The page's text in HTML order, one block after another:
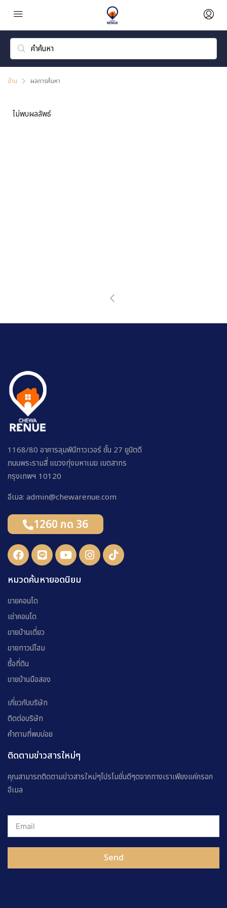
บ้าน ผลการค้นหา
ไม่พบผลลัพธ์
1168/80 อาคารลุมพินีทาวเวอร์ ชั้น 27 ยูนิตดี
ถนนพระรามสี่ แขวงทุ่งมหาเมฆ เขตสาทร
กรุงเทพฯ 10120
อีเมล: admin@chewarenue.com
1260 กด 36
หมวดค้นหายอดนิยม
ขายคอนโด
เช่าคอนโด
ขายบ้านเดี่ยว
ขายทาวน์โฮม
ซื้อที่ดิน
ขายบ้านมือสอง
เกี่ยวกับบริษัท
ติดต่อบริษัท
คำถามที่พบบ่อย
ติดตามข่าวสารใหม่ๆ
คุณสามารถติดตามข่าวสารใหม่ๆโปรโมชั่นดีๆตจากทางเราเพียงแค่กรอก
อีเมล
Send